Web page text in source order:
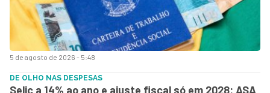
5 de agosto de 2026 - 5:48
DE OLHO NAS DESPESAS
Selic a 14% ao ano e ajuste fiscal só em 2028: ASA